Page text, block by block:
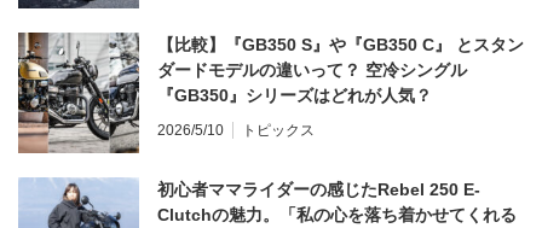
【比較】『GB350 S』や『GB350 C』 とスタン
ダードモデルの違いって？ 空冷シングル
『GB350』シリーズはどれが人気？
2026/5/10 トピックス
初心者ママライダーの感じたRebel 250 E-
Clutchの魅力。「私の心を落ち着かせてくれる